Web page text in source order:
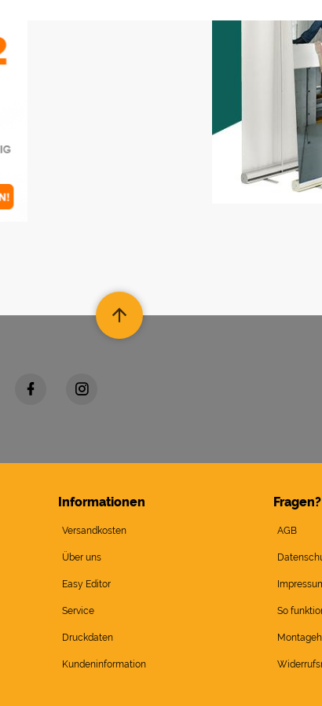
Informationen
Versandkosten
Über uns
Easy Editor
Service
Druckdaten
Kundeninformation
Fragen?
AGB
So